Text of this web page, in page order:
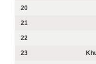
20
21
22
23